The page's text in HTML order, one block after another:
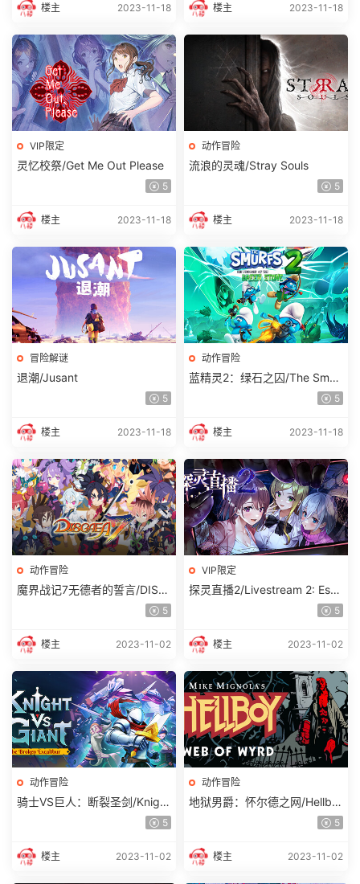
楼主 2023-11-18 楼主 2023-11-18
VIP限定
灵忆校祭/Get Me Out Please
5
楼主 2023-11-18
动作冒险
流浪的灵魂/Stray Souls
5
楼主 2023-11-18
冒险解谜
退潮/Jusant
5
楼主 2023-11-18
动作冒险
蓝精灵2：绿石之囚/The Smur
fs 2 – The Prisoner of the Gre
5
楼主 2023-11-18
动作冒险
魔界战记7无德者的誓言/DISG
5
楼主 2023-11-02
VIP限定
探灵直播2/Livestream 2: Esca
pe from Togaezuka Happy Pl
5
楼主 2023-11-02
动作冒险
骑士VS巨人：断裂圣剑/Knight
vs Giant: The Broken Excalib5
楼主 2023-11-02
动作冒险
地狱男爵：怀尔德之网/Hellbo
5
楼主 2023-11-02